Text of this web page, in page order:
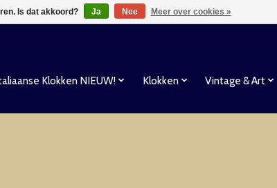
Klokken NIEUW! Klokken Vintage & Art
Is dat akkoord? Ja Nee Meer over cookies »